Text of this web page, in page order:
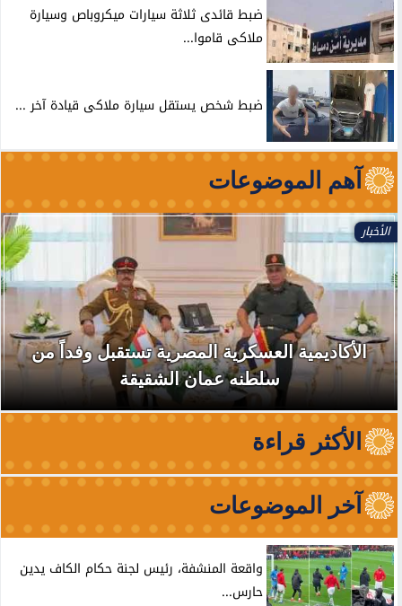
ضبط قائدى ثلاثة سيارات ميكروباص وسيارة
ملاكى قاموا...
ضبط شخص يستقل سيارة ملاكى قيادة آخر ...
آهم الموضوعات
الأخبار
الأكاديمية العسكرية المصرية تستقبل وفداً من
سلطنه عمان الشقيقة
الأكثر قراءة
آخر الموضوعات
واقعة المنشفة، رئيس لجنة حكام الكاف يدين
حارس...